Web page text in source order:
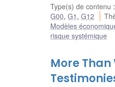
Type(s) de contenu :
G00, G1 , G12
Modèles
risque systémique
More